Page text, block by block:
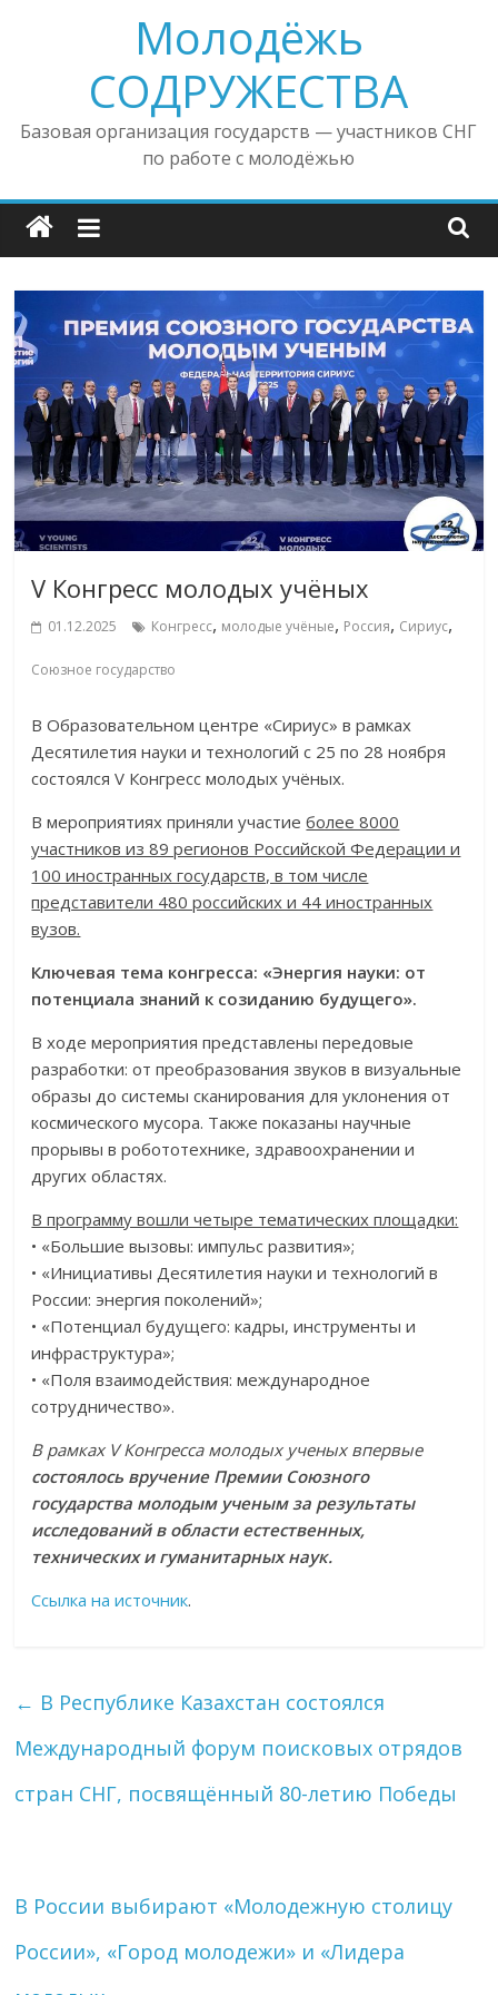
Молодёжь
СОДРУЖЕСТВА
Базовая организация государств — участников СНГ
по работе с молодёжью
V Конгресс молодых учёных
01.12.2025 Конгресс, молодые учёные, Россия, Сириус,
Союзное государство
В Образовательном центре «Сириус» в рамках
Десятилетия науки и технологий с 25 по 28 ноября
состоялся V Конгресс молодых учёных.
В мероприятиях приняли участиеболее 8000
участников из 89 регионов Российской Федерации и
100 иностранных государств, в том числе
представители 480 российских и 44 иностранных
вузов.
Ключевая тема конгресса: «Энергия науки: от
потенциала знаний к созиданию будущего».
В ходе мероприятия представлены передовые
разработки: от преобразования звуков в визуальные
образы до системы сканирования для уклонения от
космического мусора. Также показаны научные
прорывы в робототехнике, здравоохранении и
других областях.
В программу вошли четыре тематических площадки:
• «Большие вызовы: импульс развития»;
• «Инициативы Десятилетия науки и технологий в
России: энергия поколений»;
• «Потенциал будущего: кадры, инструменты и
инфраструктура»;
• «Поля взаимодействия: международное
сотрудничество».
В рамках V Конгресса молодых ученых впервые
состоялось вручение Премии Союзного
государства молодым ученым за результаты
исследований в области естественных,
технических и гуманитарных наук.
Ссылка на источник.
← В Республике Казахстан состоялся
Международный форум поисковых отрядов
стран СНГ, посвящённый 80-летию Победы
В России выбирают «Молодежную столицу
России», «Город молодежи» и «Лидера